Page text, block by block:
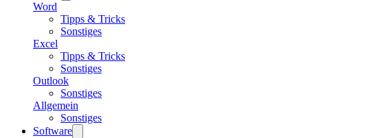
Word
Tipps & Tricks
Sonstiges
Excel
Tipps & Tricks
Sonstiges
Outlook
Sonstiges
Allgemein
Sonstiges
Software